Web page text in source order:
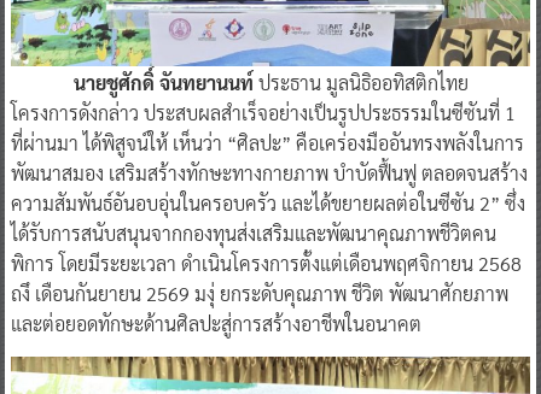
นายชูศักดิ์ จันทยานนท์ ประธาน มูลนิธิออทิสติกไทย
โครงการดังกล่าว ประสบผลสำเร็จอย่างเป็นรูปประธรรมในซีซันที่ 1
ที่ผ่านมา ได้พิสูจน์ให้ เห็นว่า “ศิลปะ” คือเคร่องมืออันทรงพลังในการ
พัฒนาสมอง เสริมสร้างทักษะทางกายภาพ บำบัดฟื้นฟู ตลอดจนสร้าง
ความสัมพันธ์อันอบอุ่นในครอบครัว และได้ขยายผลต่อในซีซัน 2” ซึ่ง
ได้รับการสนับสนุนจากกองทุนส่งเสริมและพัฒนาคุณภาพชีวิตคน
พิการ โดยมีระยะเวลา ดำเนินโครงการตั้งแต่เดือนพฤศจิกายน 2568
ถงึ เดือนกันยายน 2569 มงุ่ ยกระดับคุณภาพ ชีวิต พัฒนาศักยภาพ
และต่อยอดทักษะด้านศิลปะสู่การสร้างอาชีพในอนาคต